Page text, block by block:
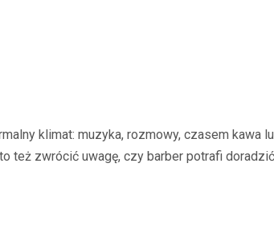
klimat: muzyka, rozmowy, czasem kawa
też zwrócić uwagę, czy barber potrafi